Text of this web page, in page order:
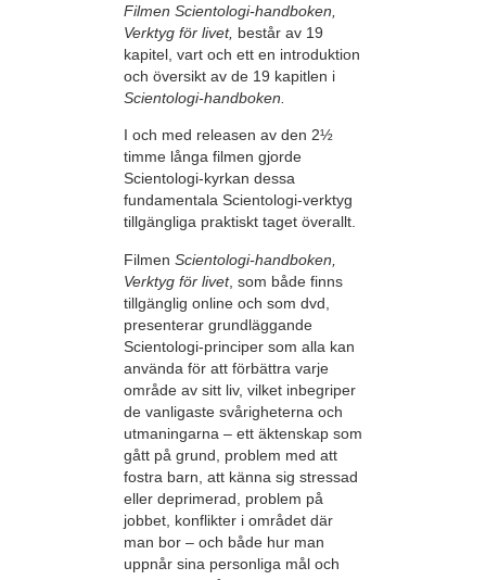
Filmen Scientologi-handboken,
Verktyg för livet, består av 19
kapitel, vart och ett en introduktion
och översikt av de 19 kapitlen i
Scientologi-handboken.
I och med releasen av den 2½
timme långa filmen gjorde
Scientologi-kyrkan dessa
fundamentala Scientologi-verktyg
tillgängliga praktiskt taget överallt.
Filmen Scientologi-handboken,
Verktyg för livet, som både finns
tillgänglig online och som dvd,
presenterar grundläggande
Scientologi-principer som alla kan
använda för att förbättra varje
område av sitt liv, vilket inbegriper
de vanligaste svårigheterna och
utmaningarna – ett äktenskap som
gått på grund, problem med att
fostra barn, att känna sig stressad
eller deprimerad, problem på
jobbet, konflikter i området där
man bor – och både hur man
uppnår sina personliga mål och